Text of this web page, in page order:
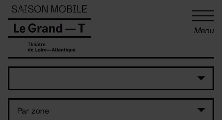
Menu
Panneau de gestion des cookies